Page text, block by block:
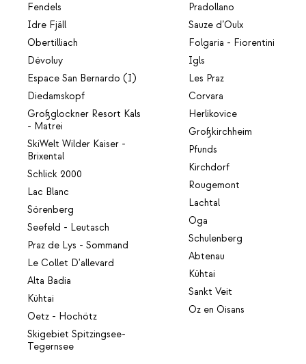
Fendels
Idre Fjäll
Obertilliach
Dévoluy
Espace San Bernardo (I)
Diedamskopf
Großglockner Resort Kals
- Matrei
SkiWelt Wilder Kaiser -
Brixental
Schlick 2000
Lac Blanc
Sörenberg
Seefeld - Leutasch
Praz de Lys - Sommand
Le Collet D'allevard
Alta Badia
Kühtai
Oetz - Hochötz
Skigebiet Spitzingsee-
Tegernsee
Pradollano
Sauze d’Oulx
Folgaria - Fiorentini
Igls
Les Praz
Corvara
Herlikovice
Großkirchheim
Pfunds
Kirchdorf
Rougemont
Lachtal
Oga
Schulenberg
Abtenau
Kühtai
Sankt Veit
Oz en Oisans